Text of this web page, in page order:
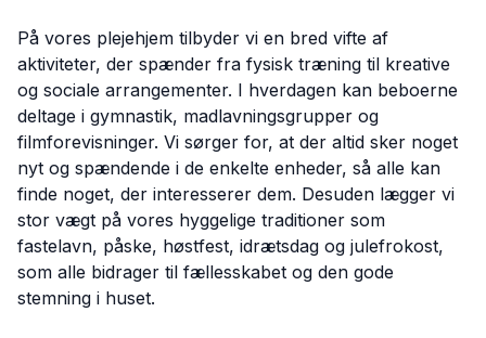
På vores plejehjem tilbyder vi en bred vifte af
aktiviteter, der spænder fra fysisk træning til kreative
og sociale arrangementer. I hverdagen kan beboerne
deltage i gymnastik, madlavningsgrupper og
filmforevisninger. Vi sørger for, at der altid sker noget
nyt og spændende i de enkelte enheder, så alle kan
finde noget, der interesserer dem. Desuden lægger vi
stor vægt på vores hyggelige traditioner som
fastelavn, påske, høstfest, idrætsdag og julefrokost,
som alle bidrager til fællesskabet og den gode
stemning i huset.